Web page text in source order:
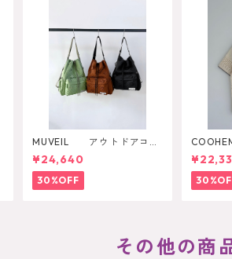
MUVEIL アウトドアコラ
ボ2WAYリュック
¥24,640
30%OFF
その他の商